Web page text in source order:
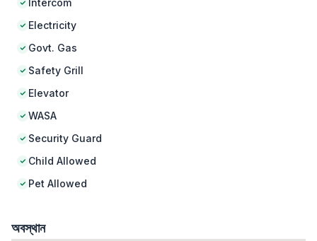
Intercom
Electricity
Govt. Gas
Safety Grill
Elevator
WASA
Security Guard
Child Allowed
Pet Allowed
অবস্থান